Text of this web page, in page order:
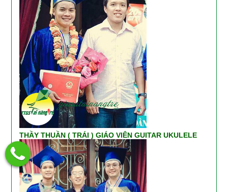
THẦY THUẦN ( TRÁI ) GIÁO VIÊN GUITAR UKULELE